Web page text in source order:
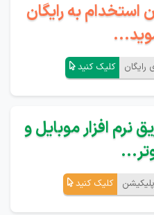
استخدام به رایگان
کلیک کنید
نرم افزار موبایل و
کلیک کنید